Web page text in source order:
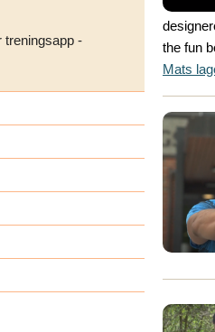
treningsapp -
the fun
Mats